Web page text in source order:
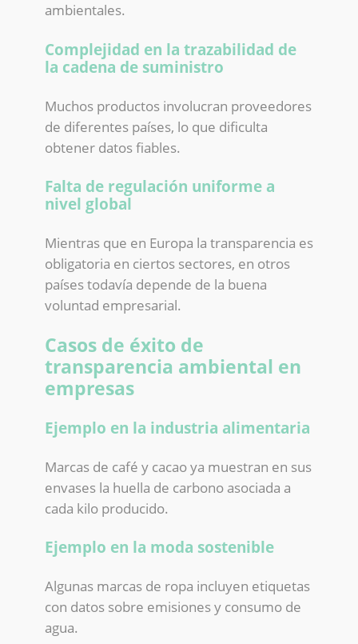
ambientales.
Complejidad en la trazabilidad de
la cadena de suministro
Muchos productos involucran proveedores
de diferentes países, lo que dificulta
obtener datos fiables.
Falta de regulación uniforme a
nivel global
Mientras que en Europa la transparencia es
obligatoria en ciertos sectores, en otros
países todavía depende de la buena
voluntad empresarial.
Casos de éxito de
transparencia ambiental en
empresas
Ejemplo en la industria alimentaria
Marcas de café y cacao ya muestran en sus
envases la huella de carbono asociada a
cada kilo producido.
Ejemplo en la moda sostenible
Algunas marcas de ropa incluyen etiquetas
con datos sobre emisiones y consumo de
agua.